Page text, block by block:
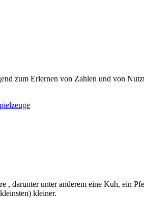
zum Erlernen von Zahlen und von
, darunter unter anderem eine Kuh, ein
kleiner.